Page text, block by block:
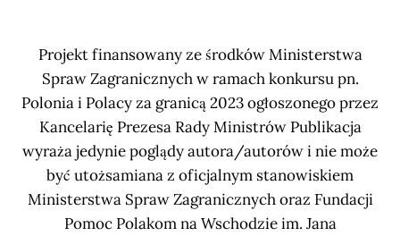
Projekt finansowany ze środków Ministerstwa
Spraw Zagranicznych w ramach konkursu pn.
Polonia i Polacy za granicą 2023 ogłoszonego przez
Kancelarię Prezesa Rady Ministrów Publikacja
wyraża jedynie poglądy autora/autorów i nie może
być utożsamiana z oficjalnym stanowiskiem
Ministerstwa Spraw Zagranicznych oraz Fundacji
Pomoc Polakom na Wschodzie im. Jana